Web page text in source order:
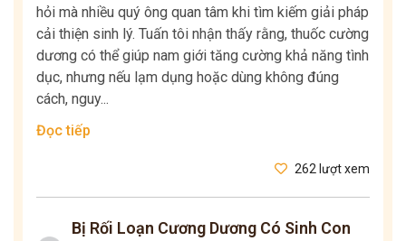
hỏi mà nhiều quý ông quan tâm khi tìm kiếm giải pháp
cải thiện sinh lý. Tuấn tôi nhận thấy rằng, thuốc cường
dương có thể giúp nam giới tăng cường khả năng tình
dục, nhưng nếu lạm dụng hoặc dùng không đúng
cách, nguy...
Đọc tiếp
262 lượt xem
Bị Rối Loạn Cương Dương Có Sinh Con